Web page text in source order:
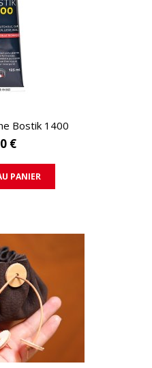
RAPIDE
Bostik 1400
€
PANIER